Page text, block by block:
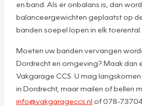
en band. Als er onbalans is, dan
balanceergewichten geplaatst op
banden soepel lopen in elk toerental.
Moeten uw banden vervangen
Dordrecht en omgeving? Maak dan
Vakgarage CCS. U mag
in Dordrecht, maar mailen of bellen
info@vakgarageccs.nl of 078-